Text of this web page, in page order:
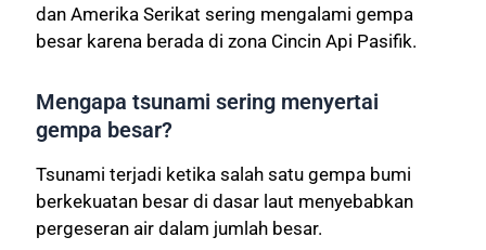
dan Amerika Serikat sering mengalami gempa
besar karena berada di zona Cincin Api Pasifik.
Mengapa tsunami sering menyertai
gempa besar?
Tsunami terjadi ketika salah satu gempa bumi
berkekuatan besar di dasar laut menyebabkan
pergeseran air dalam jumlah besar.